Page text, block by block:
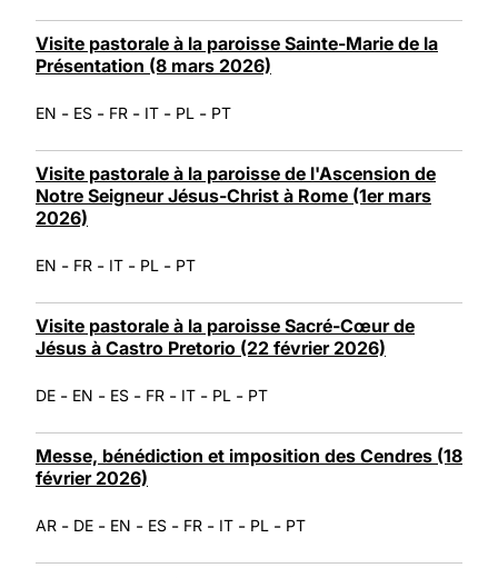
Visite pastorale à la paroisse Sainte-Marie de la
Présentation (8 mars 2026)
EN - ES - FR - IT - PL - PT
Visite pastorale à la paroisse de l'Ascension de
Notre Seigneur Jésus-Christ à Rome (1er mars
2026)
EN - FR - IT - PL - PT
Visite pastorale à la paroisse Sacré-Cœur de
Jésus à Castro Pretorio (22 février 2026)
DE - EN - ES - FR - IT - PL - PT
Messe, bénédiction et imposition des Cendres (18
février 2026)
AR - DE - EN - ES - FR - IT - PL - PT